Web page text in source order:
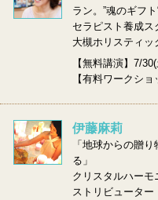
ラン。”魂のギフ
セラピスト養成ス
大槻ホリスティッ
【無料講演】7/
【有料ワークシ
伊藤麻莉
「地球からの贈
る」
クリスタルハーモ
ストリビューター